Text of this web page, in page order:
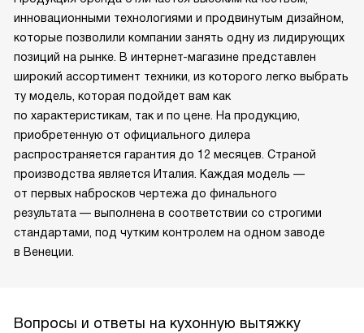
инновационными технологиями и продвинутым дизайном,
которые позволили компании занять одну из лидирующих
позиций на рынке. В интернет-магазине представлен
широкий ассортимент техники, из которого легко выбрать
ту модель, которая подойдет вам как
по характеристикам, так и по цене. На продукцию,
приобретенную от официального дилера
распространяется гарантия до 12 месяцев. Страной
производства является Италия. Каждая модель —
от первых набросков чертежа до финального
результата — выполнена в соответствии со строгими
стандартами, под чутким контролем на одном заводе
в Венеции.
Вопросы и ответы на кухонную вытяжку